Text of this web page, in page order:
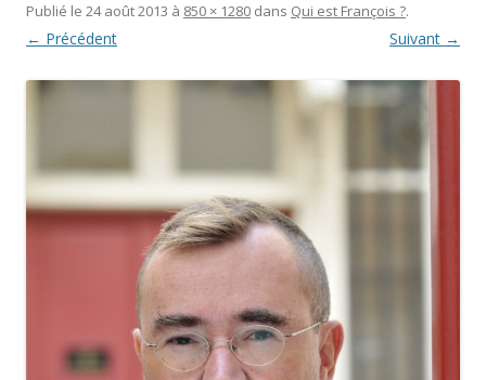
Publié le 24 août 2013 à 850 × 1280 dans Qui est François ?.
← Précédent Suivant →